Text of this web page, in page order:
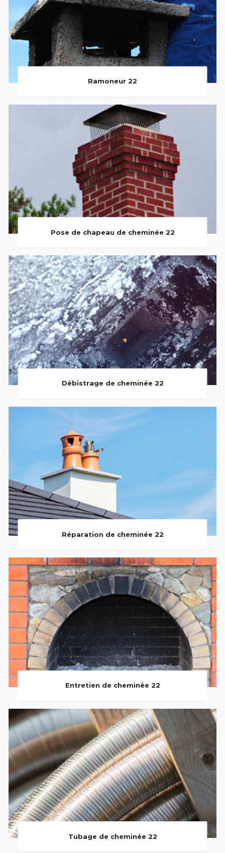
Ramoneur 22
Pose de chapeau de cheminée 22
Débistrage de cheminée 22
Réparation de cheminée 22
Entretien de cheminée 22
Tubage de cheminée 22